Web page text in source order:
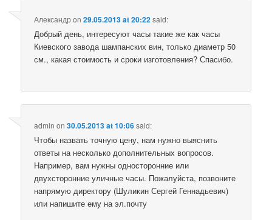
Александр on29.05.2013 at 20:22said:
Добрый день, интересуют часы такие же как часы
Киевского завода шампанских вин, только диаметр 50
см., какая стоимость и сроки изготовления? Спасибо.
admin on30.05.2013 at 10:06said:
Чтобы назвать точную цену, нам нужно выяснить
ответы на несколько дополнительных вопросов.
Например, вам нужны односторонние или
двухсторонние уличные часы. Пожалуйста, позвоните
напрямую директору (Шуликин Сергей Геннадьевич)
или напишите ему на эл.почту